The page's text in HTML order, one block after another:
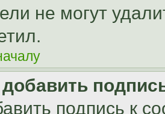
не могут
добавить
подпись к